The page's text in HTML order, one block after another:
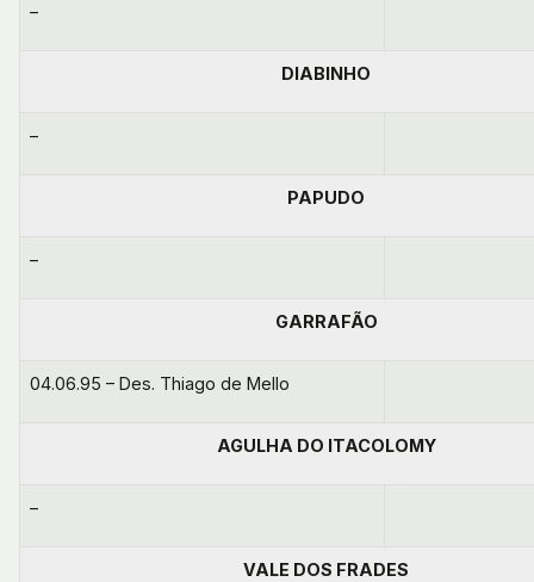
–
DIABINHO
–
PAPUDO
–
GARRAFÃO
04.06.95 – Des. Thiago de Mello
AGULHA DO ITACOLOMY
–
VALE DOS FRADES